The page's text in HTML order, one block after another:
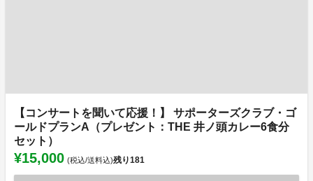
【コンサートを聞いて応援！】 サポーターズクラブ・ゴ
ールドプランA（プレゼント：THE 井ノ頭カレー6食分
セット）
¥15,000 (税込/送料込)残り181